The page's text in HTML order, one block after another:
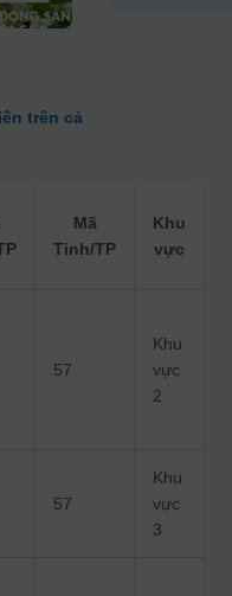
trên cả
Mã
Tỉnh/TP
Khu
vực
57
Khu
vực
2
57
Khu
vực
3